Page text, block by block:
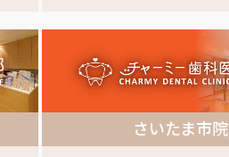
さいたま市院